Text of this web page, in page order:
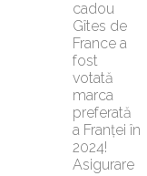
cadou
Gîtes de
France a
fost
votată
marca
preferată
a Franței în
2024!
Asigurare